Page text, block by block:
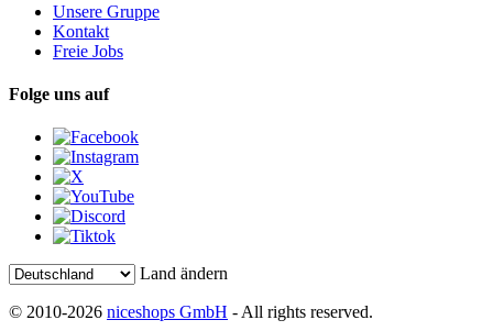
Unsere Gruppe
Kontakt
Freie Jobs
Folge uns auf
Land ändern
© 2010-2026 niceshops GmbH - All rights reserved.